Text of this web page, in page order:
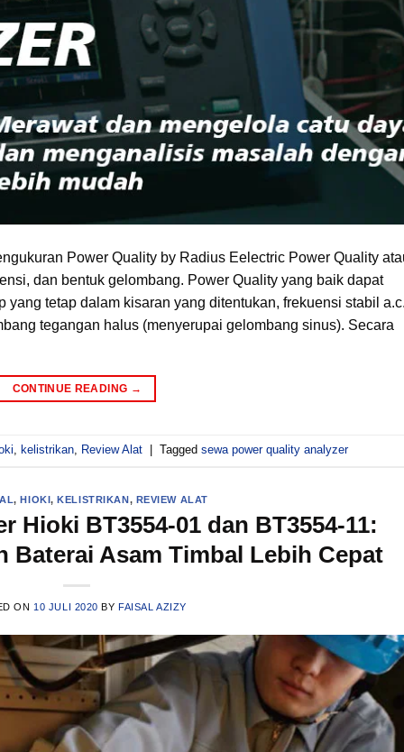
Power Quality by Radius Eelectric Power Quality
dan bentuk gelombang. Power Quality yang baik dapat
tetap dalam kisaran yang ditentukan, frekuensi stabil
tegangan halus (menyerupai gelombang sinus). Secara
CONTINUE READING →
, kelistrikan, Review Alat Tagged sewa power quality analyzer
,HIOKI,KELISTRIKAN, REVIEW ALAT
Hioki BT3554-01 dan BT3554-11:
Baterai Asam Timbal Lebih Cepat
ON 10 JULI 2020 BYFAISAL AZIZY